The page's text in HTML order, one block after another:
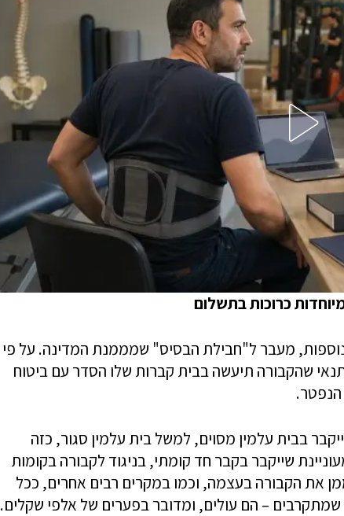
כרוכות בתשלום
מעבר ל"חבילת הבסיס" שמממנת המדינה. על פי
שהקבורה תיעשה בבית קברות שלו הסדר עם ביטוח
הנפטר.
בבית עלמין מסוים, למשל בית עלמין סגור, כזה
שייקבר בקבר חד קומתי, בניגוד לקבורה בקומות
את הקבורה בעצמה, וכמו במקרים רבים אחרים, ככל
– הם עולים, ומדובר בפערים של אלפי שקלים.